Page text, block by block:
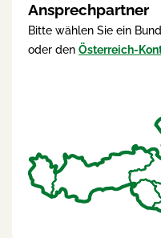
Ansprechpartner
Bitte wählen Sie ein
oder den Österreich-